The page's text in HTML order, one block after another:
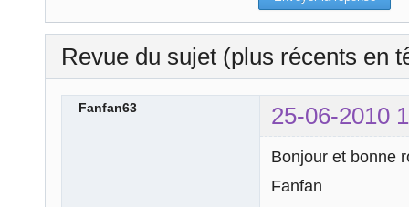
Revue du sujet (plus récents en
Fanfan63 25-06-2010
Bonjour et bonne
Fanfan